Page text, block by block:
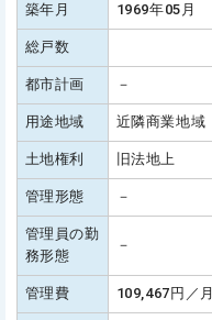
築年月 1969年05月
総戸数
都市計画 －
用途地域 近隣商業地域
土地権利 旧法地上
管理形態 －
管理員の勤
務形態
－
管理費 109,467円／月